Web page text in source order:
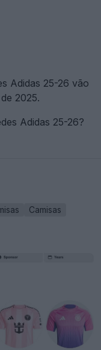
Adidas 25-26 vão
2025.
Adidas 25-26?
Camisas